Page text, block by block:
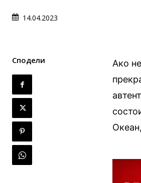
14.04.2023
Сподели
Ако